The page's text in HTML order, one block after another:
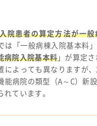
入院患者の算定方法が一
は「一般病棟入院基本料
病院入院基本料 」が算定さ
によっても異なりますが
能病院の類型（A～C）新
れています。